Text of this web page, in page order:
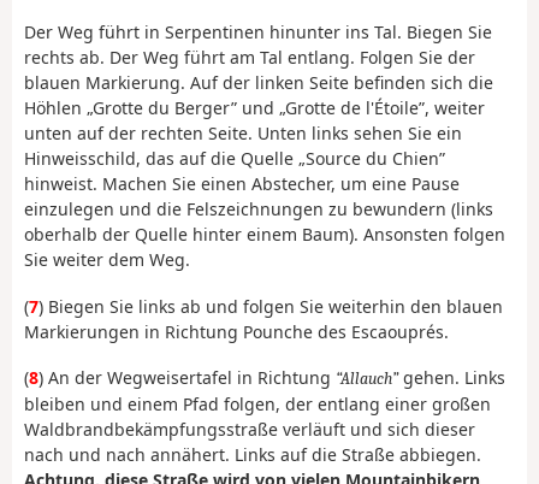
Der Weg führt in Serpentinen hinunter ins Tal. Biegen Sie
rechts ab. Der Weg führt am Tal entlang. Folgen Sie der
blauen Markierung. Auf der linken Seite befinden sich die
Höhlen „Grotte du Berger” und „Grotte de l'Étoile”, weiter
unten auf der rechten Seite. Unten links sehen Sie ein
Hinweisschild, das auf die Quelle „Source du Chien”
hinweist. Machen Sie einen Abstecher, um eine Pause
einzulegen und die Felszeichnungen zu bewundern (links
oberhalb der Quelle hinter einem Baum). Ansonsten folgen
Sie weiter dem Weg.
(7) Biegen Sie links ab und folgen Sie weiterhin den blauen
Markierungen in Richtung Pounche des Escaouprés.
(8) An der Wegweisertafel in Richtung Allauch gehen. Links
bleiben und einem Pfad folgen, der entlang einer großen
Waldbrandbekämpfungsstraße verläuft und sich dieser
nach und nach annähert. Links auf die Straße abbiegen.